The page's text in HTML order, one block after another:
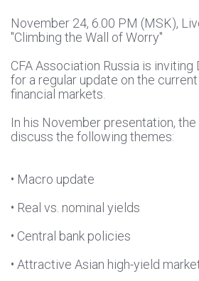
November 24, 6.00 PM (MSK),
"Climbing the Wall of Worry"
CFA Association Russia is inviting
for a regular update on the
financial markets.
In his November presentation, the
discuss the following themes:
• Macro update
• Real vs. nominal yields
• Central bank policies
• Attractive Asian high-yield